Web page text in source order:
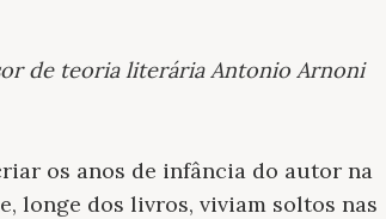
de teoria literária Antonio Arnoni
os anos de infância do autor na
longe dos livros, viviam soltos nas